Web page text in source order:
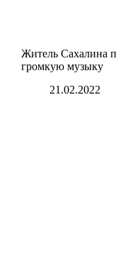
Житель Сахалина
громкую музыку
21.02.2022